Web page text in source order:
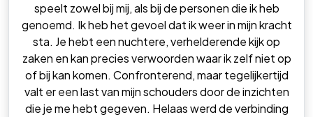
speelt zowel bij mij, als bij de personen die ik heb
genoemd. Ik heb het gevoel dat ik weer in mijn kracht
sta. Je hebt een nuchtere, verhelderende kijk op
zaken en kan precies verwoorden waar ik zelf niet op
of bij kan komen. Confronterend, maar tegelijkertijd
valt er een last van mijn schouders door de inzichten
die je me hebt gegeven. Helaas werd de verbinding